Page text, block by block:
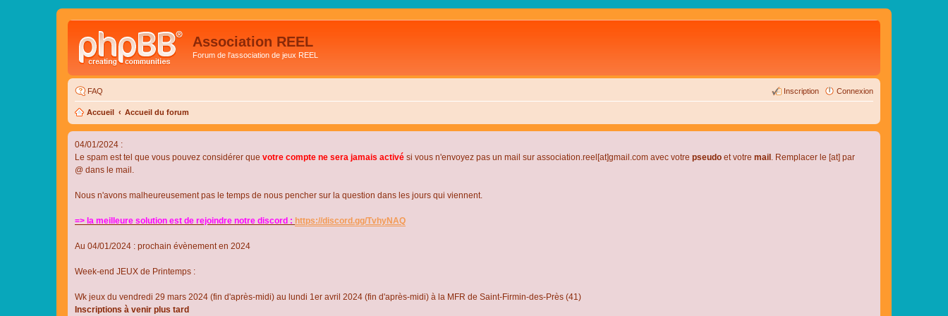
Association REEL
Forum de l'association de jeux REEL
FAQ Connexion
Inscription
Accueil Accueil du forum
04/01/2024 :
Le spam est tel que vous pouvez considérer que votre compte ne sera jamais activé si vous n'envoyez pas un mail sur association.reel[at]gmail.com avec votre pseudo et votre mail . Remplacer le [at] par
@ dans le mail.
Nous n'avons malheureusement pas le temps de nous pencher sur la question dans les jours qui viennent.
=> la meilleure solution est de rejoindre notre discord : https://discord.gg/TvhyNAQ
Au 04/01/2024 : prochain évènement en 2024
Week-end JEUX de Printemps :
Wk jeux du vendredi 29 mars 2024 (fin d'après-midi) au lundi 1er avril 2024 (fin d'après-midi) à la MFR de Saint-Firmin-des-Près (41)
Inscriptions à venir plus tard